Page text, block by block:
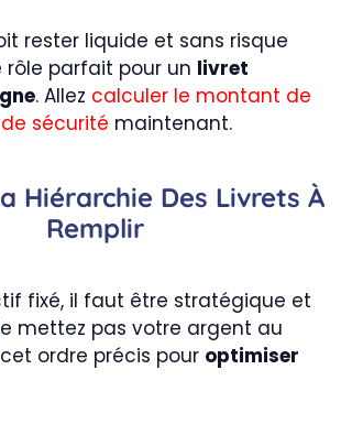
rester liquide et sans risque
rôle parfait pour un livret
. Allez calculer le montant de
sécurité maintenant.
Hiérarchie Des Livrets À
Remplir
fixé, il faut être stratégique et
mettez pas votre argent au
ordre précis pour optimiser